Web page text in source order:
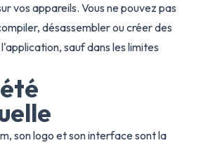
vos appareils. Vous ne pouvez pas
désassembler ou créer des
sauf dans les limites
son logo et son interface sont la